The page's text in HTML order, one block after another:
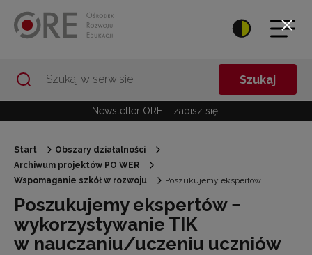
Szukaj
Newsletter ORE – zapisz się!
Start
Obszary działalności
Archiwum projektów PO WER
Wspomaganie szkół w rozwoju
Poszukujemy ekspertów
Poszukujemy ekspertów −
wykorzystywanie TIK
w nauczaniu/uczeniu uczniów